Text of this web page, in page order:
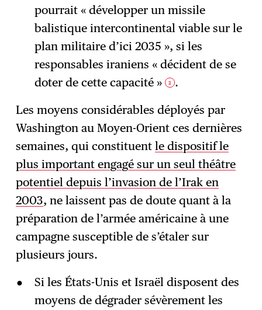
pourrait « développer un missile
balistique intercontinental viable sur le
plan militaire d’ici 2035 », si les
responsables iraniens « décident de se
doter de cette capacité »
3 .
Les moyens considérables déployés par
Washington au Moyen-Orient ces dernières
semaines, qui constituentle dispositif le
plus important engagé sur un seul théâtre
potentiel depuis l’invasion de l’Irak en
2003, ne laissent pas de doute quant à la
préparation de l’armée américaine à une
campagne susceptible de s’étaler sur
plusieurs jours.
Si les États-Unis et Israël disposent des
moyens de dégrader sévèrement les